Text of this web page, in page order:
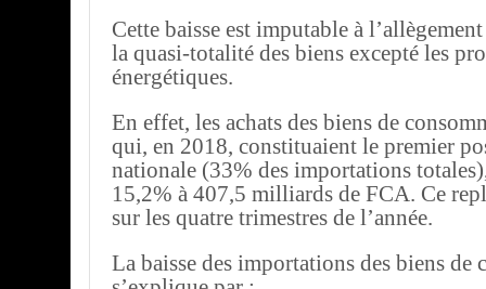
Cette baisse est imputable à
la quasi-totalité des biens excepté les
énergétiques.
En effet, les achats des biens de
qui, en 2018, constituaient le premier
nationale (33% des importations
15,2% à 407,5 milliards de FCA. Ce
sur les quatre trimestres de l’année.
La baisse des importations des biens de